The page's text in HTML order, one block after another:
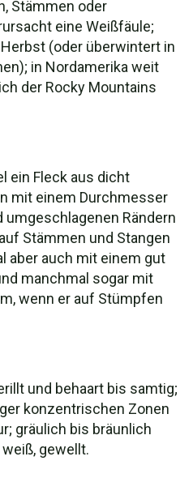
Stämmen oder
eine Weißfäule;
(oder überwintert in
in Nordamerika weit
der Rocky Mountains
ein Fleck aus dicht
mit einem Durchmesser
umgeschlagenen Rändern
Stämmen und Stangen
aber auch mit einem gut
manchmal sogar mit
wenn er auf Stümpfen
und behaart bis samtig;
konzentrischen Zonen
gräulich bis bräunlich
gewellt.